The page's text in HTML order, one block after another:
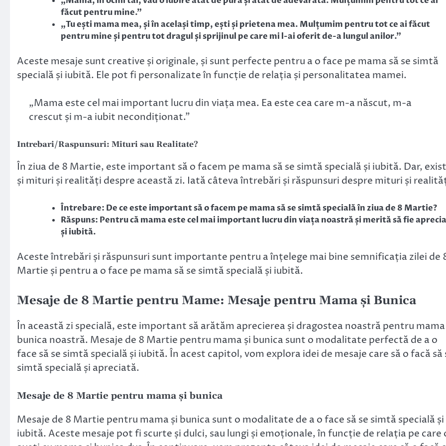
făcut pentru mine.”
„Tu ești mama mea, și în același timp, ești și prietena mea. Mulțumim pentru tot ce ai făcut
pentru mine și pentru tot dragul și sprijinul pe care mi l-ai oferit de-a lungul anilor.”
Aceste mesaje sunt creative și originale, și sunt perfecte pentru a o face pe mama să se simtă
specială și iubită. Ele pot fi personalizate în funcție de relația și personalitatea mamei.
„Mama este cel mai important lucru din viața mea. Ea este cea care m-a născut, m-a
crescut și m-a iubit necondiționat.”
Intrebari/Raspunsuri: Mituri sau Realitate?
În ziua de 8 Martie, este important să o facem pe mama să se simtă specială și iubită. Dar,
și mituri și realități despre această zi. Iată câteva întrebări și răspunsuri despre mituri și
Întrebare: De ce este important să o facem pe mama să se simtă specială în ziua de 8 Martie?
Răspuns: Pentru că mama este cel mai important lucru din viața noastră și merită să fie
și iubită.
Aceste întrebări și răspunsuri sunt importante pentru a înțelege mai bine semnificația zilei de
Martie și pentru a o face pe mama să se simtă specială și iubită.
Mesaje de 8 Martie pentru Mame: Mesaje pentru Mama și Bunica
În această zi specială, este important să arătăm aprecierea și dragostea noastră pentru mama
bunica noastră. Mesaje de 8 Martie pentru mama și bunica sunt o modalitate perfectă de a o
face să se simtă specială și iubită. În acest capitol, vom explora idei de mesaje care să o facă să
simtă specială și apreciată.
Mesaje de 8 Martie pentru mama și bunica
Mesaje de 8 Martie pentru mama și bunica sunt o modalitate de a o face să se simtă specială și
iubită. Aceste mesaje pot fi scurte și dulci, sau lungi și emoționale, în funcție de relația pe care